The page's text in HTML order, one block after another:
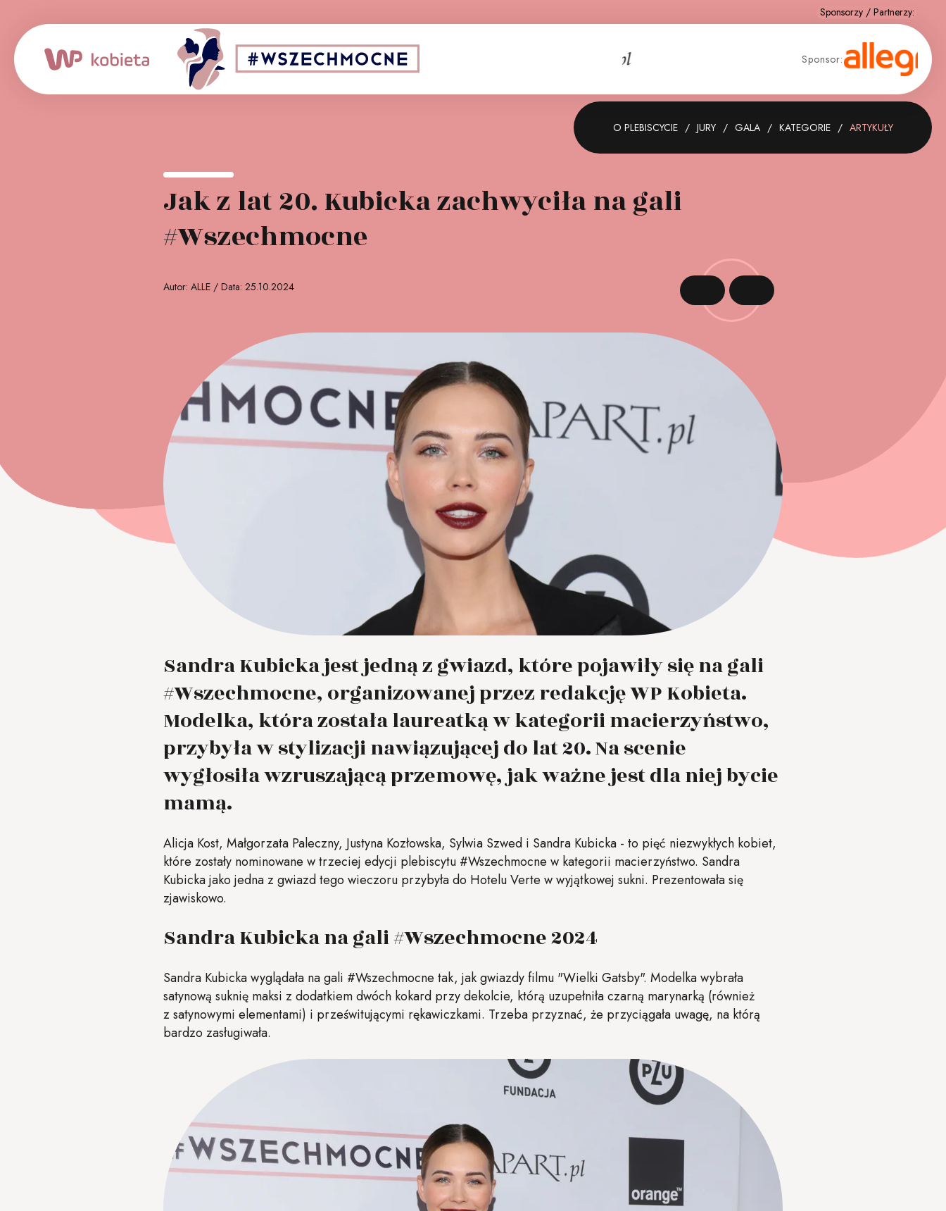
Patron medialny: Sponsor strategiczny:
O PLEBISCYCIE JURY GALA KATEGORIE ARTYKUŁY
Jak z lat 20. Kubicka zachwyciła na gali
#Wszechmocne
Autor: ALLE / Data: 25.10.2024
Sandra Kubicka jest jedną z gwiazd, które pojawiły się na gali
#Wszechmocne, organizowanej przez redakcję WP Kobieta.
Modelka, która została laureatką w kategorii macierzyństwo,
przybyła w stylizacji nawiązującej do lat 20. Na scenie
wygłosiła wzruszającą przemowę, jak ważne jest dla niej bycie
mamą.
Alicja Kost, Małgorzata Paleczny, Justyna Kozłowska, Sylwia Szwed i Sandra Kubicka - to pięć niezwykłych kobiet,
które zostały nominowane w trzeciej edycji plebiscytu #Wszechmocne w kategorii macierzyństwo. Sandra
Kubicka jako jedna z gwiazd tego wieczoru przybyła do Hotelu Verte w wyjątkowej sukni. Prezentowała się
zjawiskowo.
Sandra Kubicka na gali #Wszechmocne 2024
Sandra Kubicka wyglądała na gali #Wszechmocne tak, jak gwiazdy filmu "Wielki Gatsby". Modelka wybrała
satynową suknię maksi z dodatkiem dwóch kokard przy dekolcie, którą uzupełniła czarną marynarką (również
z satynowymi elementami) i prześwitującymi rękawiczkami. Trzeba przyznać, że przyciągała uwagę, na którą
bardzo zasługiwała.